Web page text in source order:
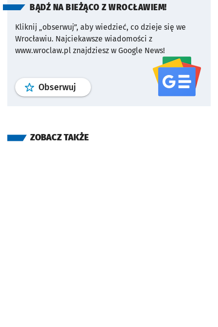
BĄDŹ NA BIEŻĄCO Z WROCŁAWIEM!
Kliknij „obserwuj”, aby wiedzieć, co dzieje się we
Wrocławiu. Najciekawsze wiadomości z
www.wroclaw.pl znajdziesz w Google News!
Obserwuj profil serwisu
ZOBACZ TAKŻE